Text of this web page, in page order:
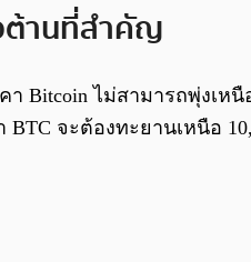
ต้านที่สำคัญ
า Bitcoin ไม่สามารถพุ่ง
จะต้องทะยานเหนือ